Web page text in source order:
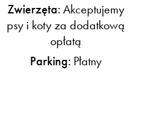
Zwierzęta:Akceptujemy
psy i koty za dodatkową
opłatą
Parking: Płatny